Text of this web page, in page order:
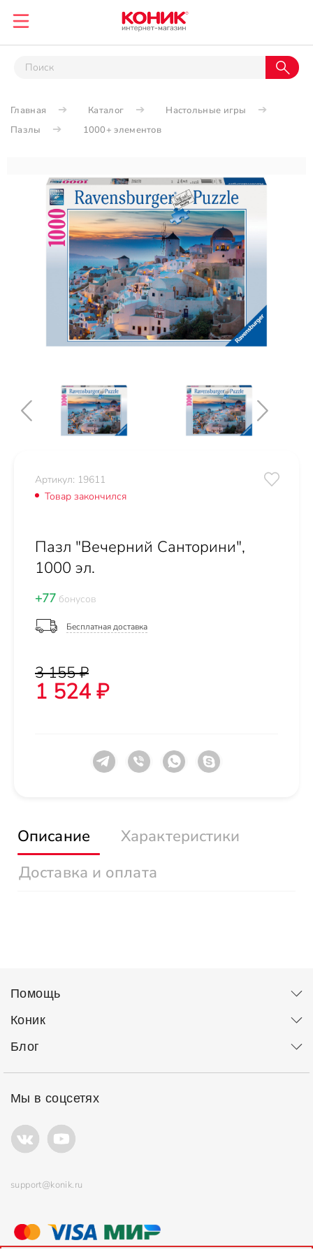
Главная Каталог
Настольные игры
Пазлы
1000+ элементов
Артикул: 19611
Товар закончился
Пазл "Вечерний Санторини",
1000 эл.
+77 бонусов
Бесплатная доставка
3 155 ₽
1 524 ₽
Описание
Характеристики
Доставка и оплата
Помощь
Коник
Блог
Мы в соцсетях
support@konik.ru